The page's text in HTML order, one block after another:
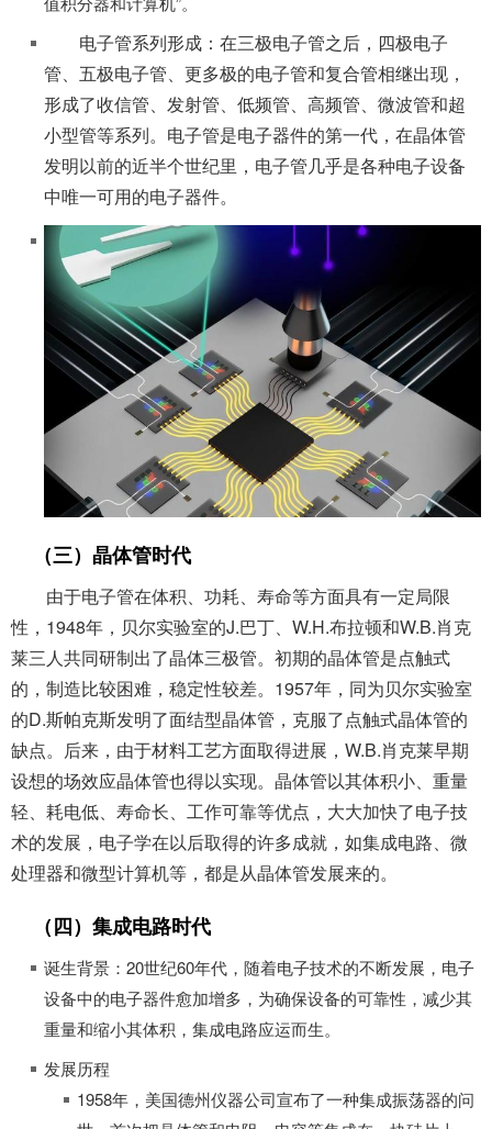
电子管系列形成：在三极电子管之后，四极电子
管、五极电子管、更多极的电子管和复合管相继出现，
形成了收信管、发射管、低频管、高频管、微波管和超
小型管等系列。电子管是电子器件的第一代，在晶体管
发明以前的近半个世纪里，电子管几乎是各种电子设备
中唯一可用的电子器件。
（三）晶体管时代
由于电子管在体积、功耗、寿命等方面具有一定局限
性，1948年，贝尔实验室的J.巴丁、W.H.布拉顿和W.B.肖克
莱三人共同研制出了晶体三极管。初期的晶体管是点触式
的，制造比较困难，稳定性较差。1957年，同为贝尔实验室
的D.斯帕克斯发明了面结型晶体管，克服了点触式晶体管的
缺点。后来，由于材料工艺方面取得进展，W.B.肖克莱早期
设想的场效应晶体管也得以实现。晶体管以其体积小、重量
轻、耗电低、寿命长、工作可靠等优点，大大加快了电子技
术的发展，电子学在以后取得的许多成就，如集成电路、微
处理器和微型计算机等，都是从晶体管发展来的。
（四）集成电路时代
诞生背景：20世纪60年代，随着电子技术的不断发展，电子
设备中的电子器件愈加增多，为确保设备的可靠性，减少其
重量和缩小其体积，集成电路应运而生。
发展历程
1958年，美国德州仪器公司宣布了一种集成振荡器的问